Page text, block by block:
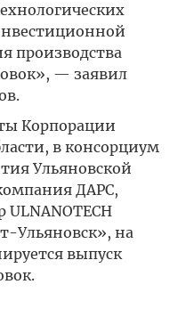
производства
— заявил
Корпорации
в консорциум
Ульяновской
ДАРС,
Ульяновск», на
выпуск